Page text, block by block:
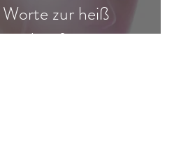
zur heiß
Impfung